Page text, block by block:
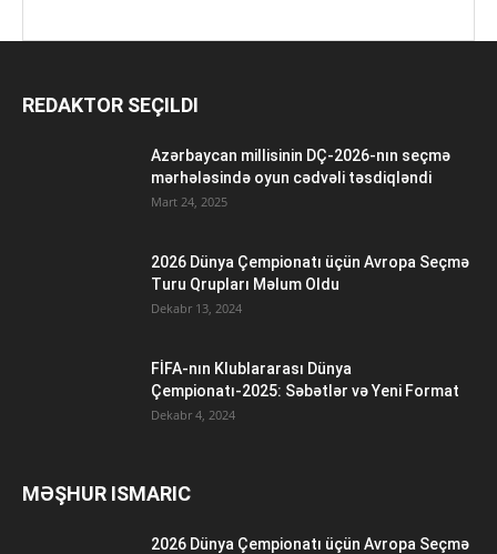
REDAKTOR SEÇILDI
Azərbaycan millisinin DÇ-2026-nın seçmə
mərhələsində oyun cədvəli təsdiqləndi
Mart 24, 2025
2026 Dünya Çempionatı üçün Avropa Seçmə
Turu Qrupları Məlum Oldu
Dekabr 13, 2024
FİFA-nın Klublararası Dünya
Çempionatı-2025: Səbətlər və Yeni Format
Dekabr 4, 2024
MƏŞHUR ISMARIC
2026 Dünya Çempionatı üçün Avropa Seçmə